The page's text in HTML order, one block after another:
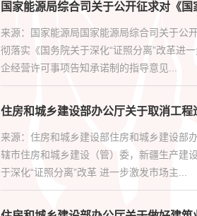
国家能源局综合司关于公开征求对《
来源：国家能源局国家能源局综合司关于公
彻落实《国务院关于深化“证照分离”改革进
企经营许可事项告知承诺制的指导意见...
住房和城乡建设部办公厅关于取消工
来源：住房和城乡建设部住房和城乡建设部
辖市住房和城乡建设（管）委，新疆生产建
于深化“证照分离”改革 进一步激发市场主...